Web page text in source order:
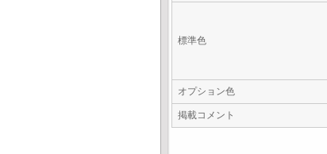
標準色
オプション色
掲載コメント